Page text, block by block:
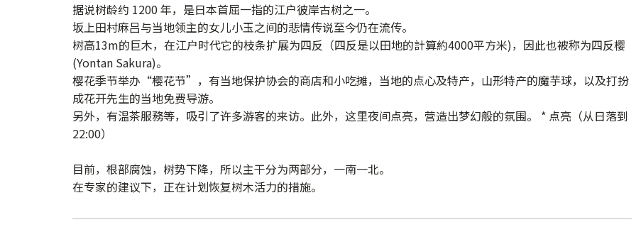
据说树龄约 1200 年，是日本首屈一指的江户彼岸古树之一。
坂上田村麻吕与当地领主的女儿小玉之间的悲情传说至今仍在流传。
树高13m的巨木， 在江户时代它的枝条扩展为四反（四反是以田地的計算約4000平方米)，因此也被称为四反樱
(Yontan Sakura)。
樱花季节举办“樱花节”，有当地保护协会的商店和小吃摊，当地的点心及特产，山形特产的魔芋球，以及打扮
成花开先生的当地免费导游。
另外，有温茶服務等，吸引了许多游客的来访。 此外， 这里夜间点亮，营造出梦幻般的氛围。 * 点亮（从日落到
22:00）
目前，根部腐蚀，树势下降，所以主干分为两部分，一南一北。
在专家的建议下，正在计划恢复树木活力的措施。